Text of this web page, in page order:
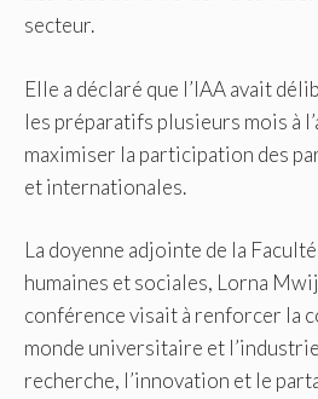
secteur.
Elle a déclaré que l’IAA avait
les préparatifs plusieurs mois à
maximiser la participation des
et internationales.
La doyenne adjointe de la
humaines et sociales, Lorna
conférence visait à renforcer la
monde universitaire et
recherche, l’innovation et le